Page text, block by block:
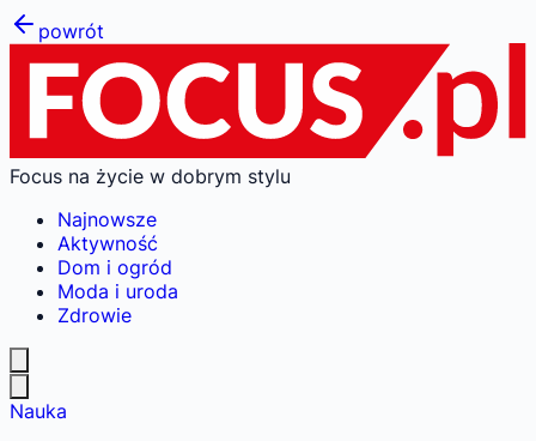
powrót
Focus na życie w dobrym stylu
Najnowsze
Aktywność
Dom i ogród
Moda i uroda
Zdrowie
Nauka